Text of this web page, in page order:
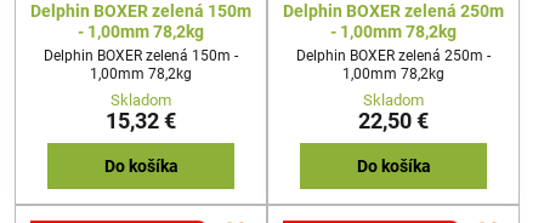
Delphin BOXER zelená 150m
- 1,00mm 78,2kg
Delphin BOXER zelená 150m -
1,00mm 78,2kg
Skladom
15,32 €
Do košíka
Delphin BOXER zelená 250m
- 1,00mm 78,2kg
Delphin BOXER zelená 250m -
1,00mm 78,2kg
Skladom
22,50 €
Do košíka